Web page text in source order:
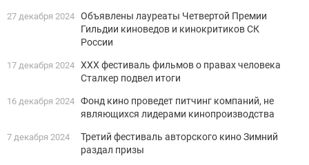
27 декабря 2024 Объявлены лауреаты Четвертой Премии
Гильдии киноведов и кинокритиков СК
России
17 декабря 2024 XХХ фестиваль фильмов о правах человека
Сталкер подвел итоги
16 декабря 2024 Фонд кино проведет питчинг компаний, не
являющихся лидерами кинопроизводства
7 декабря 2024
Третий фестиваль авторского кино Зимний
раздал призы